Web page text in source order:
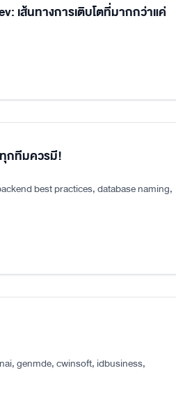
เส้นทางการเติบโตที่มากกว่าแค่
กทีมควรมี!
best practices, database naming,
genmde, cwinsoft, idbusiness,